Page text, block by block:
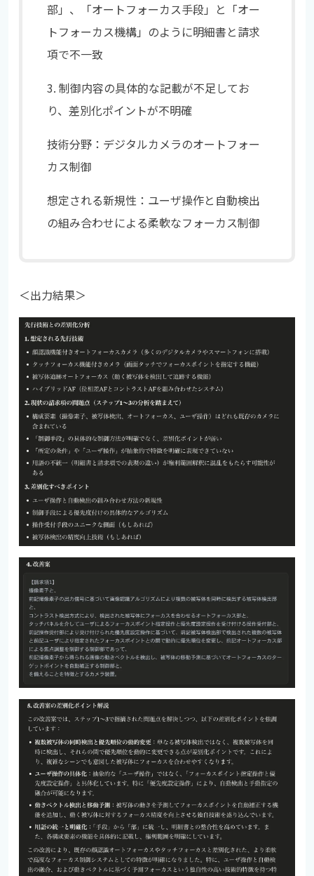
部」、「オートフォーカス手段」と「オー
トフォーカス機構」のように明細書と請求
項で不一致
3. 制御内容の具体的な記載が不足してお
り、差別化ポイントが不明確
技術分野：デジタルカメラのオートフォー
カス制御
想定される新規性：ユーザ操作と自動検出
の組み合わせによる柔軟なフォーカス制御
＜出力結果＞